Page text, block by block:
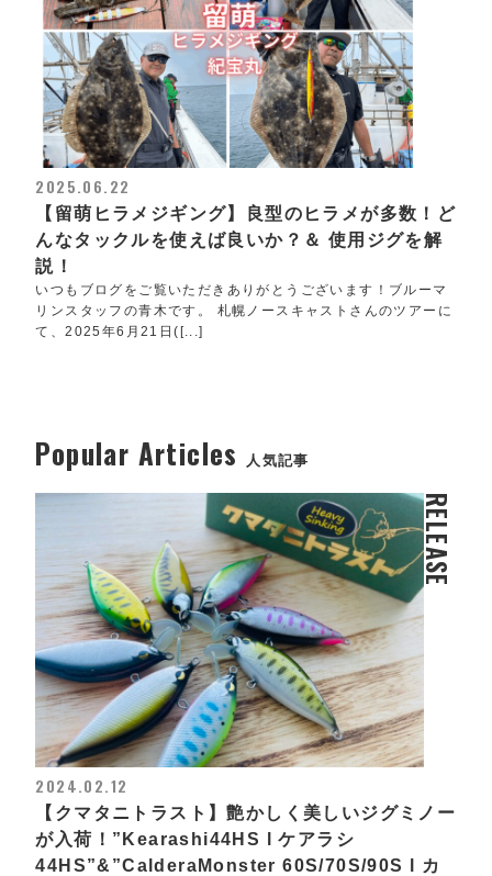
2025.06.22
【留萌ヒラメジギング】良型のヒラメが多数！ど
んなタックルを使えば良いか？＆ 使用ジグを解
説！
いつもブログをご覧いただきありがとうございます！ブルーマ
リンスタッフの青木です。 札幌ノースキャストさんのツアーに
て、2025年6月21日([...]
Popular Articles 人気記事
RELEASE
2024.02.12
【クマタニトラスト】艶かしく美しいジグミノー
が入荷！”Kearashi44HS l ケアラシ
44HS”&”CalderaMonster 60S/70S/90S l カ